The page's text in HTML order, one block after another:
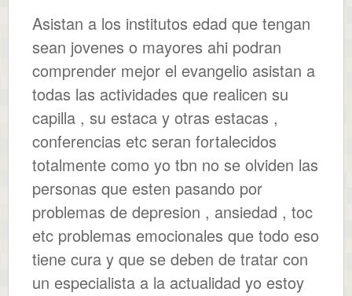
Asistan a los institutos edad que tengan
sean jovenes o mayores ahi podran
comprender mejor el evangelio asistan a
todas las actividades que realicen su
capilla , su estaca y otras estacas ,
conferencias etc seran fortalecidos
totalmente como yo tbn no se olviden las
personas que esten pasando por
problemas de depresion , ansiedad , toc
etc problemas emocionales que todo eso
tiene cura y que se deben de tratar con
un especialista a la actualidad yo estoy